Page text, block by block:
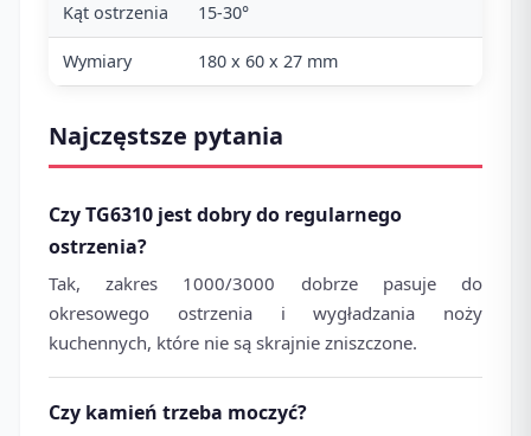
Kąt ostrzenia 15-30°
Wymiary 180 x 60 x 27 mm
Najczęstsze pytania
Czy TG6310 jest dobry do regularnego
ostrzenia?
Tak, zakres 1000/3000 dobrze pasuje do
okresowego ostrzenia i wygładzania noży
kuchennych, które nie są skrajnie zniszczone.
Czy kamień trzeba moczyć?